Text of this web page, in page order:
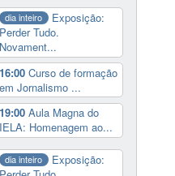
dia inteiro
Exposição:
Perder Tudo.
Novament...
16:00 Curso de formação
em Jornalismo ...
19:00 Aula Magna do
IELA: Homenagem ao...
dia inteiro
Exposição: